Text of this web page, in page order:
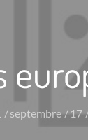
septembre 17